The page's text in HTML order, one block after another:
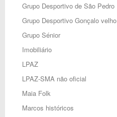
Grupo Desportivo de São Pedro
Grupo Desportivo Gonçalo velho
Grupo Sénior
Imobiliário
LPAZ
LPAZ-SMA não oficial
Maia Folk
Marcos históricos